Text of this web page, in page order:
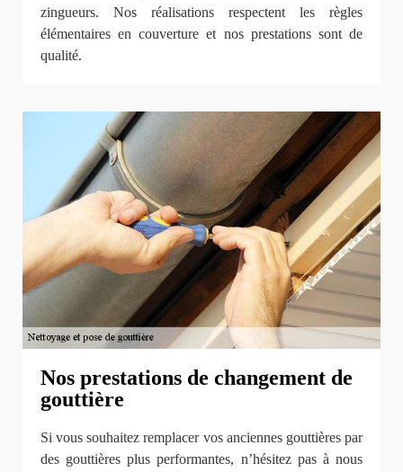
zingueurs. Nos réalisations respectent les règles
élémentaires en couverture et nos prestations sont de
qualité.
Nos prestations de changement de
gouttière
Si vous souhaitez remplacer vos anciennes gouttières par
des gouttières plus performantes, n’hésitez pas à nous